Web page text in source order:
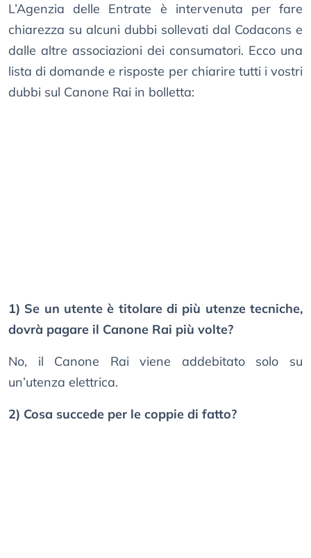
L’Agenzia delle Entrate è intervenuta per fare
chiarezza su alcuni dubbi sollevati dal Codacons e
dalle altre associazioni dei consumatori. Ecco una
lista di domande e risposte per chiarire tutti i vostri
dubbi sul Canone Rai in bolletta:
1) Se un utente è titolare di più utenze tecniche,
dovrà pagare il Canone Rai più volte?
No, il Canone Rai viene addebitato solo su
un’utenza elettrica.
2) Cosa succede per le coppie di fatto?